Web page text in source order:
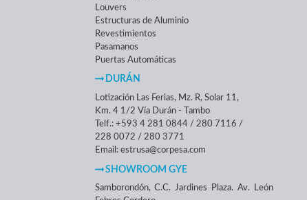
Louvers
Estructuras de Aluminio
Revestimientos
Pasamanos
Puertas Automáticas
DURÁN
Lotización Las Ferias, Mz. R, Solar 11,
Km. 4 1/2 Vía Durán - Tambo
Telf.: +593 4 281 0844 / 280 7116 /
228 0072 / 280 3771
Email: estrusa@corpesa.com
SHOWROOM GYE
Samborondón, C.C. Jardines Plaza. Av. León